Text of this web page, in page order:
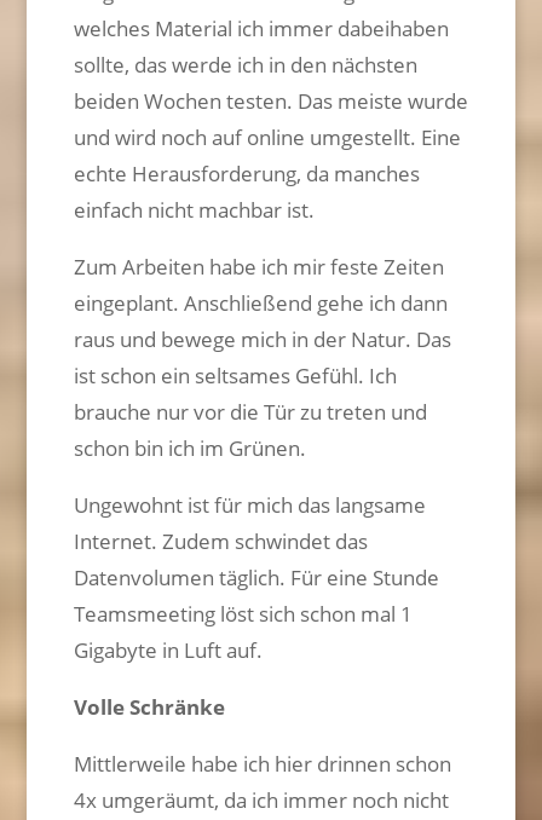
welches Material ich immer dabeihaben
sollte, das werde ich in den nächsten
beiden Wochen testen. Das meiste wurde
und wird noch auf online umgestellt. Eine
echte Herausforderung, da manches
einfach nicht machbar ist.
Zum Arbeiten habe ich mir feste Zeiten
eingeplant. Anschließend gehe ich dann
raus und bewege mich in der Natur. Das
ist schon ein seltsames Gefühl. Ich
brauche nur vor die Tür zu treten und
schon bin ich im Grünen.
Ungewohnt ist für mich das langsame
Internet. Zudem schwindet das
Datenvolumen täglich. Für eine Stunde
Teamsmeeting löst sich schon mal 1
Gigabyte in Luft auf.
Volle Schränke
Mittlerweile habe ich hier drinnen schon
4x umgeräumt, da ich immer noch nicht